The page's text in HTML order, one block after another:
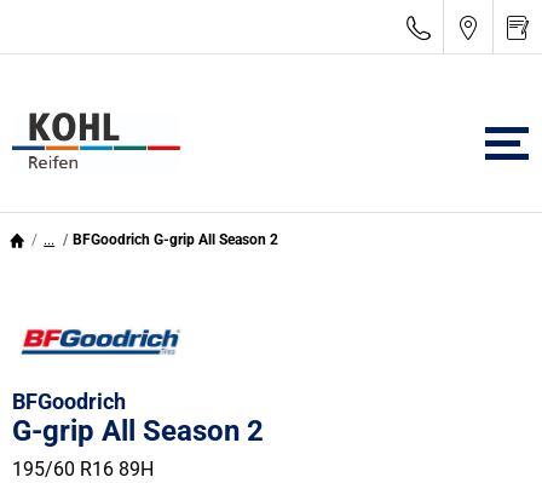
... BFGoodrich G-grip All Season 2
BFGoodrich
G-grip All Season 2
195/60 R16 89H